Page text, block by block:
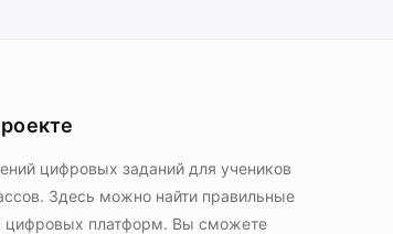
цифровых заданий для учеников
Здесь можно найти правильные
цифровых платформ. Вы сможете